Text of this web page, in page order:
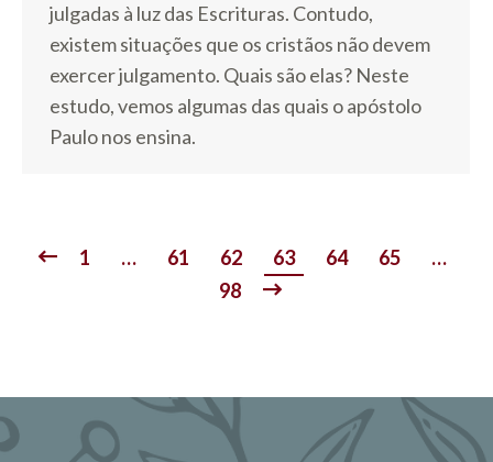
julgadas à luz das Escrituras. Contudo,
existem situações que os cristãos não devem
exercer julgamento. Quais são elas? Neste
estudo, vemos algumas das quais o apóstolo
Paulo nos ensina.
1 … 61 62 63 64 65
…
98